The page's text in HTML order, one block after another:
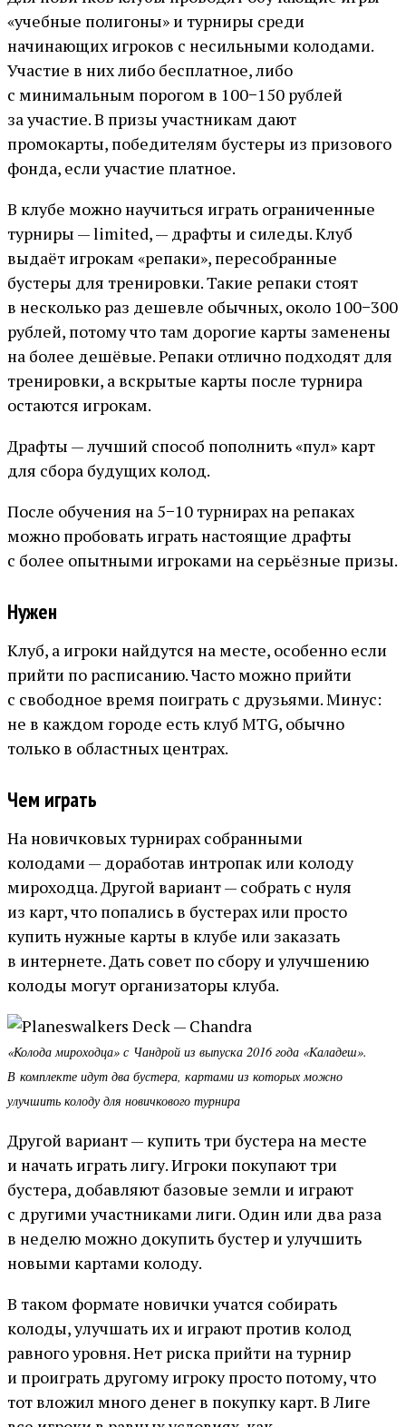
«учебные полигоны» и турниры среди
начинающих игроков с несильными колодами.
Участие в них либо бесплатное, либо
с минимальным порогом в 100−150 рублей
за участие. В призы участникам дают
промокарты, победителям бустеры из призового
фонда, если участие платное.
В клубе можно научиться играть ограниченные
турниры — limited, — драфты и силеды. Клуб
выдаёт игрокам «репаки», пересобранные
бустеры для тренировки. Такие репаки стоят
в несколько раз дешевле обычных, около 100−300
рублей, потому что там дорогие карты заменены
на более дешёвые. Репаки отлично подходят для
тренировки, а вскрытые карты после турнира
остаются игрокам.
Драфты — лучший способ пополнить «пул» карт
для сбора будущих колод.
После обучения на 5−10 турнирах на репаках
можно пробовать играть настоящие драфты
с более опытными игроками на серьёзные призы.
Нужен
Клуб, а игроки найдутся на месте, особенно если
прийти по расписанию. Часто можно прийти
с свободное время поиграть с друзьями. Минус:
не в каждом городе есть клуб MTG, обычно
только в областных центрах.
Чем играть
На новичковых турнирах собранными
колодами — доработав интропак или колоду
мироходца. Другой вариант — собрать с нуля
из карт, что попались в бустерах или просто
купить нужные карты в клубе или заказать
в интернете. Дать совет по сбору и улучшению
колоды могут организаторы клуба.
«Колода мироходца» с Чандрой из выпуска 2016 года «Каладеш».
В комплекте идут два бустера, картами из которых можно
улучшить колоду для новичкового турнира
Другой вариант — купить три бустера на месте
и начать играть лигу. Игроки покупают три
бустера, добавляют базовые земли и играют
с другими участниками лиги. Один или два раза
в неделю можно докупить бустер и улучшить
новыми картами колоду.
В таком формате новички учатся собирать
колоды, улучшать их и играют против колод
равного уровня. Нет риска прийти на турнир
и проиграть другому игроку просто потому, что
тот вложил много денег в покупку карт. В Лиге